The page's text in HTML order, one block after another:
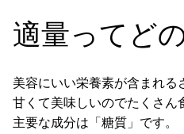
適量ってど
美容にいい栄養素が含まれる
甘くて美味しいのでたくさん
主要な成分は 「糖質」 です。